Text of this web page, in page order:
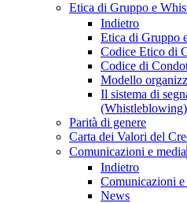
Etica di Gruppo e
Indietro
Etica di Gruppo
Codice Etico di
Codice di
Modello
Il sistema di
(Whistleblowing)
Parità di genere
Carta dei Valori del
Comunicazioni e media
Indietro
Comunicazioni e
News